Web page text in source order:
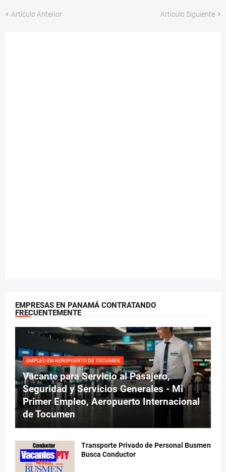
Artículo Anterior Artículo Siguiente
EMPRESAS EN PANAMÁ CONTRATANDO
FRECUENTEMENTE
EMPLEO EN AEROPUERTO DE TOCUMEN
Vacante para Servicio al Pasajero,
Seguridad y Servicios Generales - Mi
Primer Empleo, Aeropuerto Internacional
de Tocumen
Transporte Privado de Personal Busmen
Busca Conductor